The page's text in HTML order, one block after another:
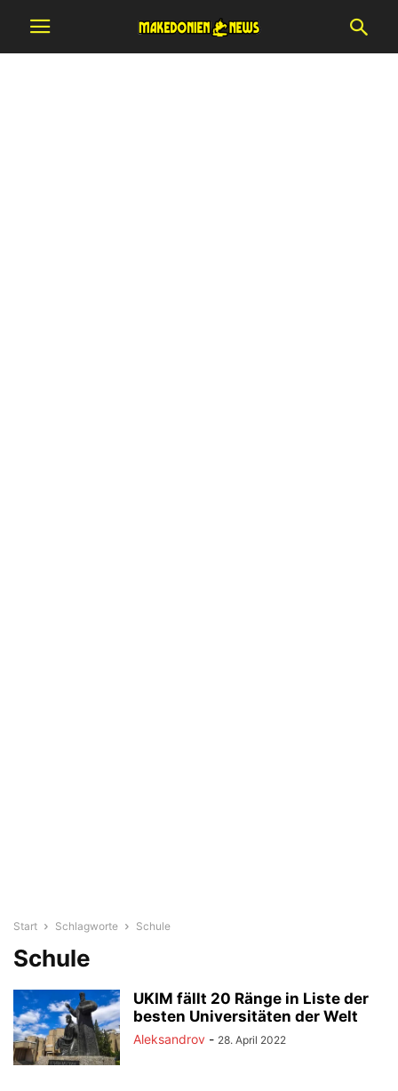
Start Schlagworte Schule
Schule
UKIM fällt 20 Ränge in Liste der
besten Universitäten der Welt
Aleksandrov - 28. April 2022